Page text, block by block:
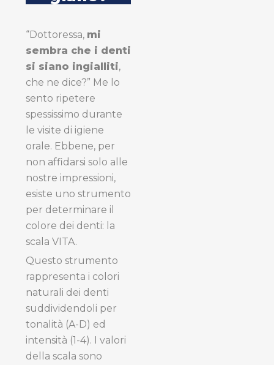
“Dottoressa, mi
sembra che i denti
si siano ingialliti,
che ne dice?” Me lo
sento ripetere
spessissimo durante
le visite di igiene
orale. Ebbene, per
non affidarsi solo alle
nostre impressioni,
esiste uno strumento
per determinare il
colore dei denti: la
scala VITA.
Questo strumento
rappresenta i colori
naturali dei denti
suddividendoli per
tonalità (A-D) ed
intensità (1-4). I valori
della scala sono